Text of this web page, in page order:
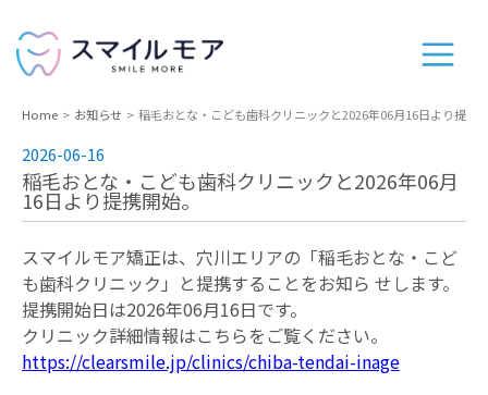
Home お知らせ 稲毛おとな・こども歯科クリニックと2026年06⽉16⽇より提携
2026-06-16
稲毛おとな・こども歯科クリニックと2026年06⽉
16⽇より提携開始。
スマイルモア矯正は、穴川エリアの「稲毛おとな・こど
も歯科クリニック」と提携することをお知ら せします。
提携開始⽇は2026年06⽉16⽇です。
クリニック詳細情報はこちらをご覧ください。
https://clearsmile.jp/clinics/chiba-tendai-inage